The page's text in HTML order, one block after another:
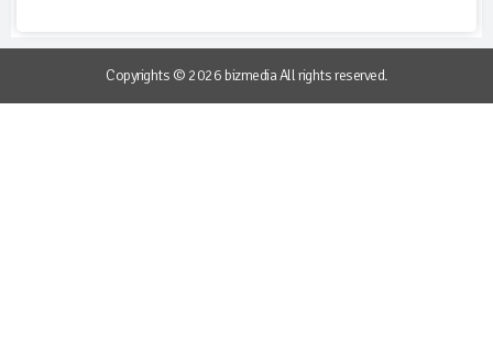
Copyrights © 2026 bizmedia All rights reserved.